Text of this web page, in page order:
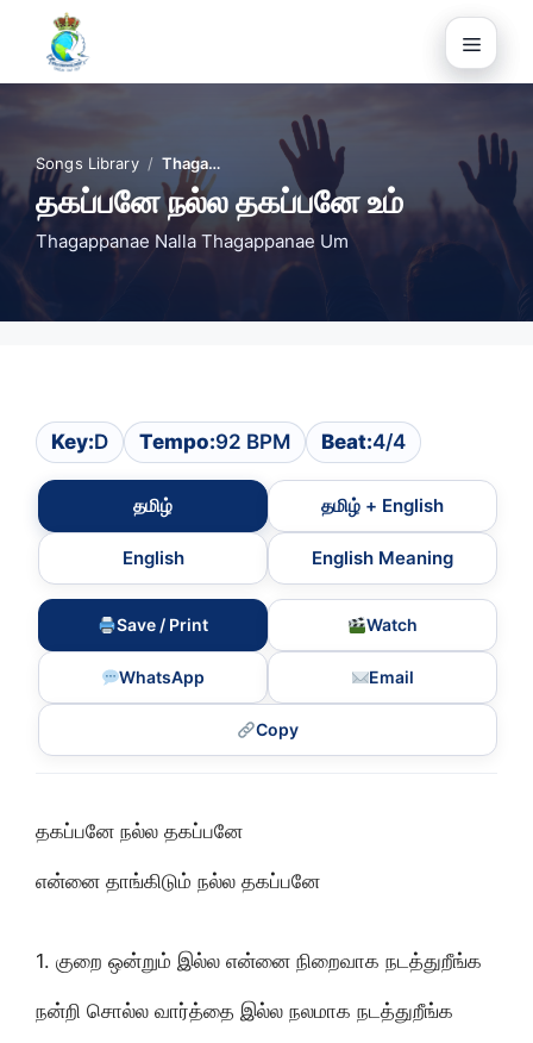
content
Menu
Songs Library / Thaga…
தகப்பனே நல்ல தகப்பனே உம்
Thagappanae Nalla Thagappanae Um
Key:D Tempo:92 BPM Beat:4/4
தமிழ் தமிழ் + English
English English Meaning
Save / Print Watch
WhatsApp Email
Copy
தகப்பனே நல்ல தகப்பனே
என்னை தாங்கிடும் நல்ல தகப்பனே
1. குறை ஒன்றும் இல்ல என்னை நிறைவாக நடத்துறீங்க
நன்றி சொல்ல வார்த்தை இல்ல நலமாக நடத்துறீங்க